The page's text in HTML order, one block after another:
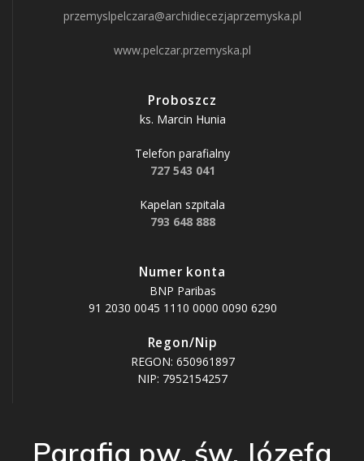
przemyslpelczara@archidiecezjaprzemyska.pl
www.pelczar.przemyska.pl
Proboszcz
ks. Marcin Hunia
Telefon parafialny
727 543 041
Kapelan szpitala
793 648 888
Numer konta
BNP Paribas
91 2030 0045 1110 0000 0090 6290
Regon/Nip
REGON: 650961897
NIP: 7952154257
Parafia pw. św. Józefa